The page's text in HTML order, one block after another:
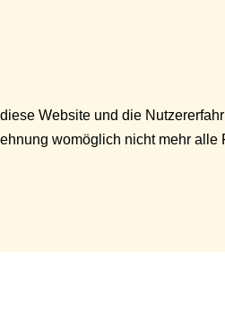
Website und die
womöglich nicht mehr alle